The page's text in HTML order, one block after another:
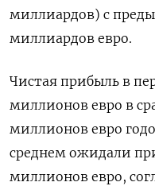
миллиардов) с
миллиардов евро.
Чистая прибыль в
миллионов евро в
миллионов евро
среднем ожидали
миллионов евро,